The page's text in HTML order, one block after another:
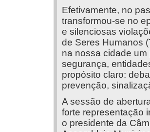
Efetivamente, no
transformou-se no
e silenciosas
de Seres Humanos
na nossa cidade
segurança,
propósito claro:
prevenção,
A sessão de
forte representação
o presidente da